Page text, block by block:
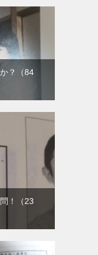
？
（84
！
（23